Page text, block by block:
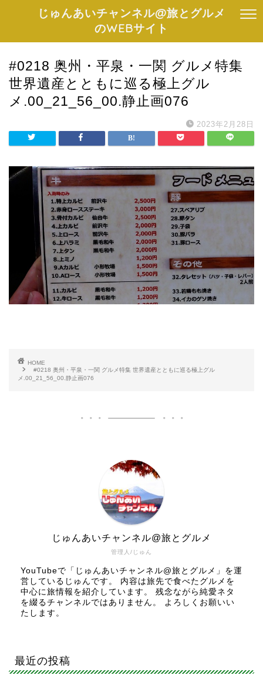
じゅんあいチャンネル@旅とグルメ
のWEBサイト
#0218 奥州・平泉・一関 グルメ特集
世界遺産とともに巡る極上グル
メ.00_21_56_00.静止画076
2023年2月28日
HOME
#0218 奥州・平泉・一関 グルメ特集 世界遺産とともに巡る極上グル
メ.00_21_56_00.静止画076
管理人/じゅん
じゅんあいチャンネル@旅とグルメ
YouTubeで「じゅんあいチャンネル@旅とグルメ」を運
営しているじゅんです。 内容は旅先で食べたグルメを
中心に旅情報を紹介しています。 残念ながら純愛ネタ
を綴るチャンネルではありません。 よろしくお願いい
たします。
最近の投稿